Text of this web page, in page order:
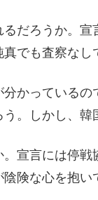
るだろうか。
でも査察なし
かっている
。しかし、
宣言には停
険な心を抱